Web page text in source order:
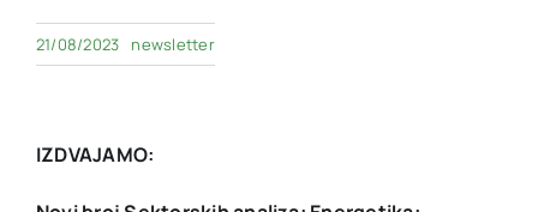
21/08/2023 newsletter
IZDVAJAMO: